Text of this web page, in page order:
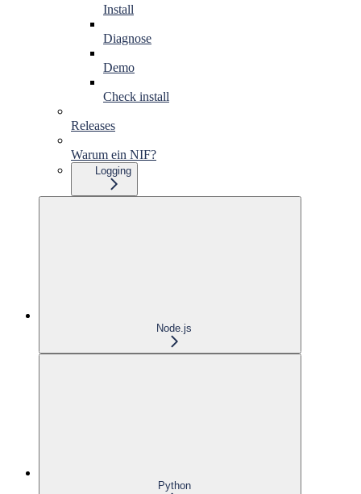
Install
Diagnose
Demo
Check install
Releases
Warum ein NIF?
Logging
Node.js
Python